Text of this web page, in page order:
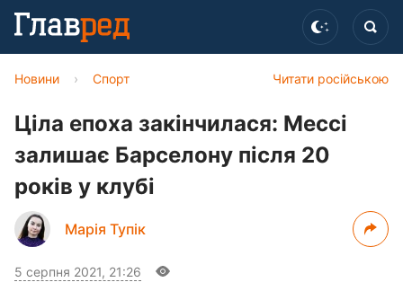
Читати російською
Новини › Спорт
Ціла епоха закінчилася: Мессі
залишає Барселону після 20
років у клубі
Марія Тупік
5 серпня 2021, 21:26